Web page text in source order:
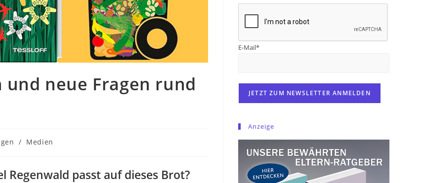
neue Fragen rund
/ Medien
Regenwald passt auf dieses Brot?
E-Mail*
Anzeige